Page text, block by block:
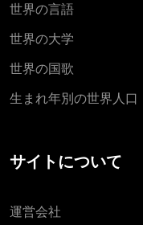
世界の言語
世界の大学
世界の国歌
生まれ年別の世界人口
サイトについて
運営会社